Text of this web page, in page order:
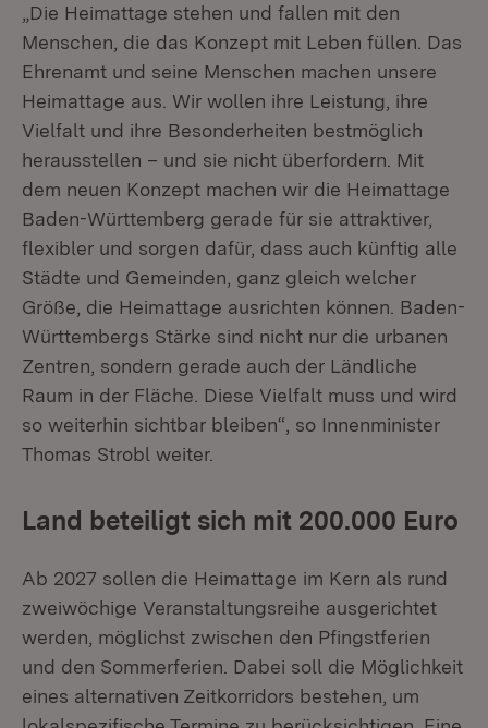
„Die Heimattage stehen und fallen mit den
Menschen, die das Konzept mit Leben füllen. Das
Ehrenamt und seine Menschen machen unsere
Heimattage aus. Wir wollen ihre Leistung, ihre
Vielfalt und ihre Besonderheiten bestmöglich
herausstellen – und sie nicht überfordern. Mit
dem neuen Konzept machen wir die Heimattage
Baden-Württemberg gerade für sie attraktiver,
flexibler und sorgen dafür, dass auch künftig alle
Städte und Gemeinden, ganz gleich welcher
Größe, die Heimattage ausrichten können. Baden-
Württembergs Stärke sind nicht nur die urbanen
Zentren, sondern gerade auch der Ländliche
Raum in der Fläche. Diese Vielfalt muss und wird
so weiterhin sichtbar bleiben“, so Innenminister
Thomas Strobl weiter.
Land beteiligt sich mit 200.000 Euro
Ab 2027 sollen die Heimattage im Kern als rund
zweiwöchige Veranstaltungsreihe ausgerichtet
werden, möglichst zwischen den Pfingstferien
und den Sommerferien. Dabei soll die Möglichkeit
eines alternativen Zeitkorridors bestehen, um